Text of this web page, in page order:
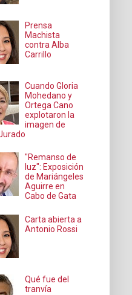
Prensa
Machista
contra Alba
Carrillo
Cuando Gloria
Mohedano y
Ortega Cano
explotaron la
imagen de
"Remanso de
luz": Exposición
de Mariángeles
Aguirre en
Cabo de Gata
Carta abierta a
Antonio Rossi
Qué fue del
tranvía